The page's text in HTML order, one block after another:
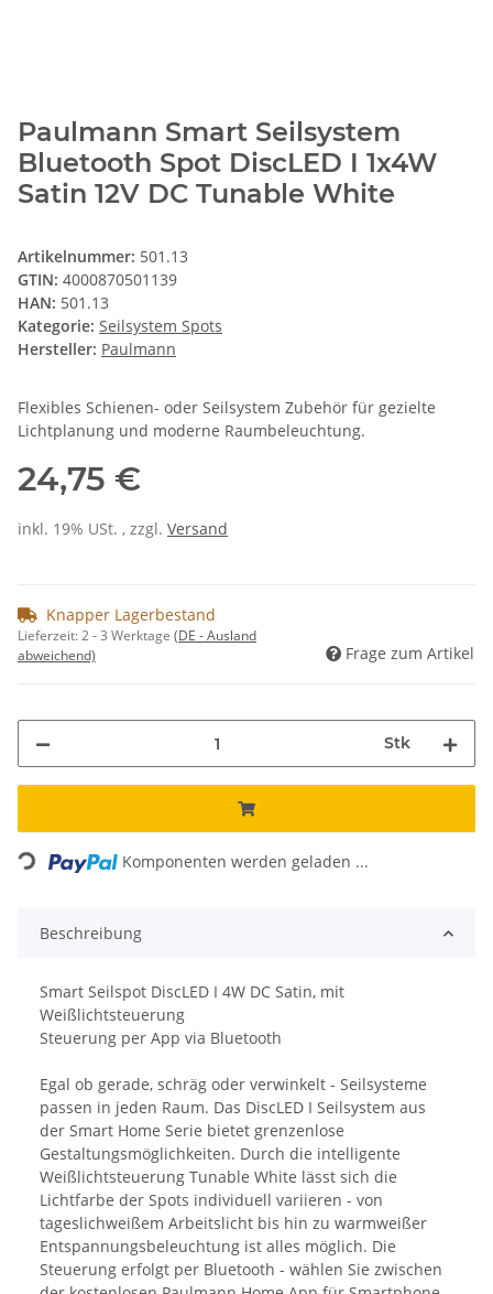
Paulmann Smart Seilsystem
Bluetooth Spot DiscLED I 1x4W
Satin 12V DC Tunable White
Artikelnummer: 501.13
GTIN: 4000870501139
HAN: 501.13
Kategorie: Seilsystem Spots
Hersteller: Paulmann
Flexibles Schienen- oder Seilsystem Zubehör für gezielte
Lichtplanung und moderne Raumbeleuchtung.
24,75 €
inkl. 19% USt. , zzgl. Versand
Knapper Lagerbestand
Lieferzeit:2 - 3 Werktage (DE - Ausland
abweichend)
Frage zum Artikel
Stk
Loading... Komponenten werden geladen ...
Beschreibung
Smart Seilspot DiscLED I 4W DC Satin, mit
Weißlichtsteuerung
Steuerung per App via Bluetooth
Egal ob gerade, schräg oder verwinkelt - Seilsysteme
passen in jeden Raum. Das DiscLED I Seilsystem aus
der Smart Home Serie bietet grenzenlose
Gestaltungsmöglichkeiten. Durch die intelligente
Weißlichtsteuerung Tunable White lässt sich die
Lichtfarbe der Spots individuell variieren - von
tageslichweißem Arbeitslicht bis hin zu warmweißer
Entspannungsbeleuchtung ist alles möglich. Die
Steuerung erfolgt per Bluetooth - wählen Sie zwischen